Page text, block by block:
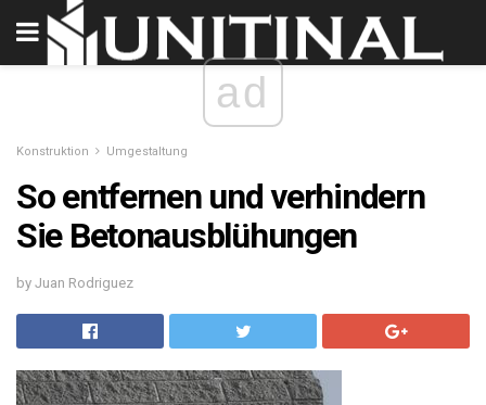
ad
Konstruktion Umgestaltung
So entfernen und verhindern
Sie Betonausblühungen
by Juan Rodriguez